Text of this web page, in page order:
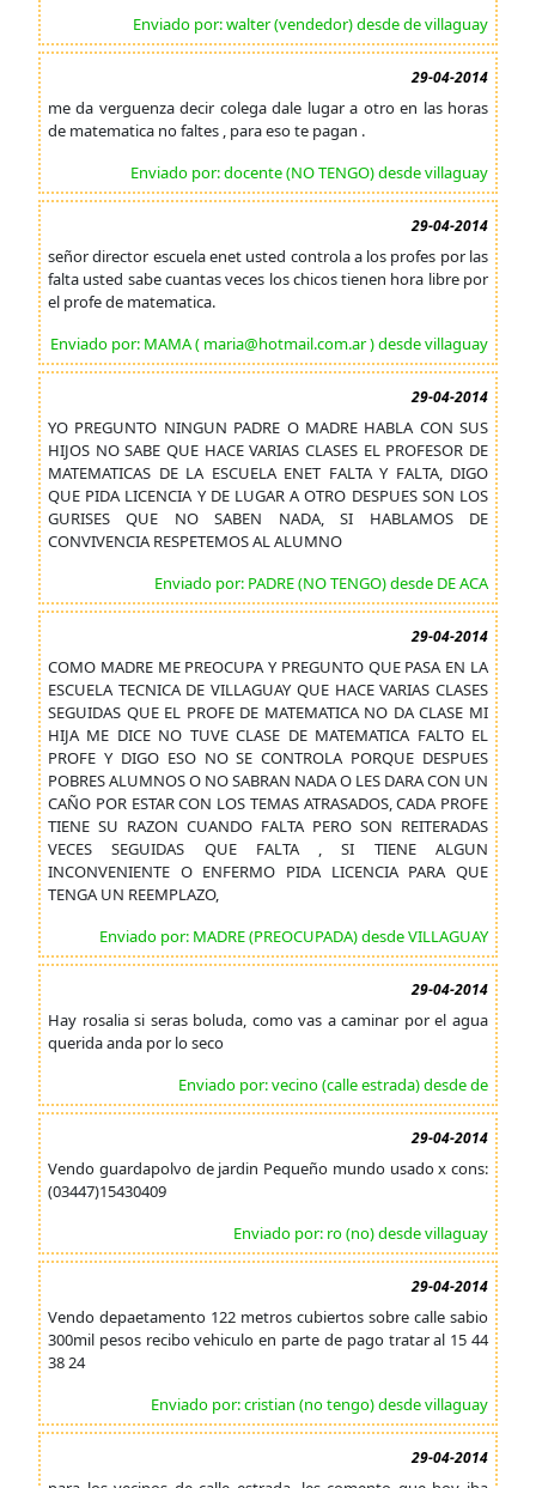
Enviado por: walter (vendedor) desde de villaguay
29-04-2014
me da verguenza decir colega dale lugar a otro en las horas
de matematica no faltes , para eso te pagan .
Enviado por: docente (NO TENGO) desde villaguay
29-04-2014
señor director escuela enet usted controla a los profes por las
falta usted sabe cuantas veces los chicos tienen hora libre por
el profe de matematica.
Enviado por: MAMA ( maria@hotmail.com.ar ) desde villaguay
29-04-2014
YO PREGUNTO NINGUN PADRE O MADRE HABLA CON SUS
HIJOS NO SABE QUE HACE VARIAS CLASES EL PROFESOR DE
MATEMATICAS DE LA ESCUELA ENET FALTA Y FALTA, DIGO
QUE PIDA LICENCIA Y DE LUGAR A OTRO DESPUES SON LOS
GURISES QUE NO SABEN NADA, SI HABLAMOS DE
CONVIVENCIA RESPETEMOS AL ALUMNO
Enviado por: PADRE (NO TENGO) desde DE ACA
29-04-2014
COMO MADRE ME PREOCUPA Y PREGUNTO QUE PASA EN LA
ESCUELA TECNICA DE VILLAGUAY QUE HACE VARIAS CLASES
SEGUIDAS QUE EL PROFE DE MATEMATICA NO DA CLASE MI
HIJA ME DICE NO TUVE CLASE DE MATEMATICA FALTO EL
PROFE Y DIGO ESO NO SE CONTROLA PORQUE DESPUES
POBRES ALUMNOS O NO SABRAN NADA O LES DARA CON UN
CAÑO POR ESTAR CON LOS TEMAS ATRASADOS, CADA PROFE
TIENE SU RAZON CUANDO FALTA PERO SON REITERADAS
VECES SEGUIDAS QUE FALTA , SI TIENE ALGUN
INCONVENIENTE O ENFERMO PIDA LICENCIA PARA QUE
TENGA UN REEMPLAZO,
Enviado por: MADRE (PREOCUPADA) desde VILLAGUAY
29-04-2014
Hay rosalia si seras boluda, como vas a caminar por el agua
querida anda por lo seco
Enviado por: vecino (calle estrada) desde de
29-04-2014
Vendo guardapolvo de jardin Pequeño mundo usado x cons:
(03447)15430409
Enviado por: ro (no) desde villaguay
29-04-2014
Vendo depaetamento 122 metros cubiertos sobre calle sabio
300mil pesos recibo vehiculo en parte de pago tratar al 15 44
38 24
Enviado por: cristian (no tengo) desde villaguay
29-04-2014